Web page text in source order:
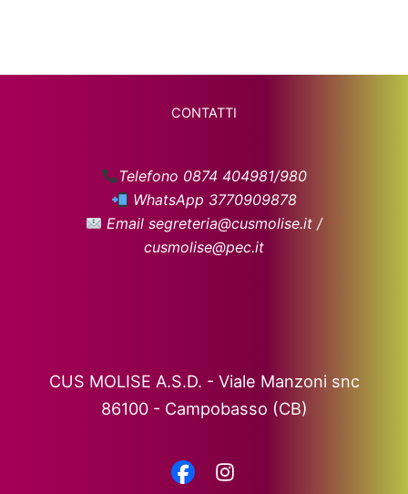
CONTATTI
Telefono 0874 404981/980
WhatsApp 3770909878
Email segreteria@cusmolise.it /
cusmolise@pec.it
CUS MOLISE A.S.D. - Viale Manzoni snc
86100 - Campobasso (CB)